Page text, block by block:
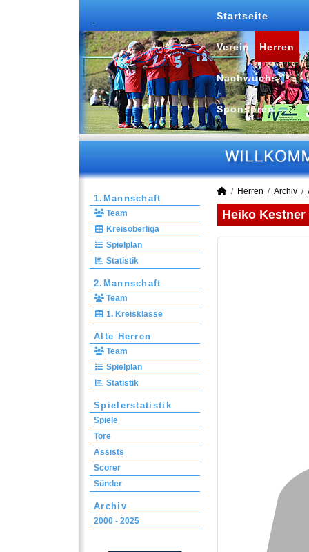
Startseite
Verein Herren
Nachwuchs
Sponsoren
1.Mannschaft
Team
Kreisoberliga
Spielplan
Statistik
2.Mannschaft
Team
1. Kreisklasse
Alte Herren
Team
Spielplan
Statistik
Spielerstatistik
Spiele
Tore
Assists
Scorer
Sünder
Archiv
2000 - 2025
Herren Archiv
Heiko Kestner